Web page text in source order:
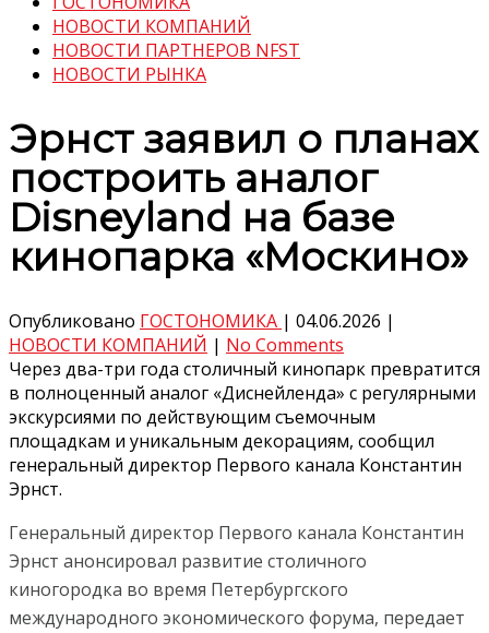
НОВОСТИ КОМПАНИЙ
НОВОСТИ ПАРТНЕРОВ NFST
НОВОСТИ РЫНКА
Эрнст заявил о планах
построить аналог
Disneyland на базе
кинопарка «Москино»
Опубликовано ГОСТОНОМИКА | 04.06.2026 |
НОВОСТИ КОМПАНИЙ | No Comments
Через два-три года столичный кинопарк превратится
в полноценный аналог «Диснейленда» с регулярными
экскурсиями по действующим съемочным
площадкам и уникальным декорациям, сообщил
генеральный директор Первого канала Константин
Эрнст.
Генеральный директор Первого канала Константин
Эрнст анонсировал развитие столичного
киногородка во время Петербургского
международного экономического форума, передает